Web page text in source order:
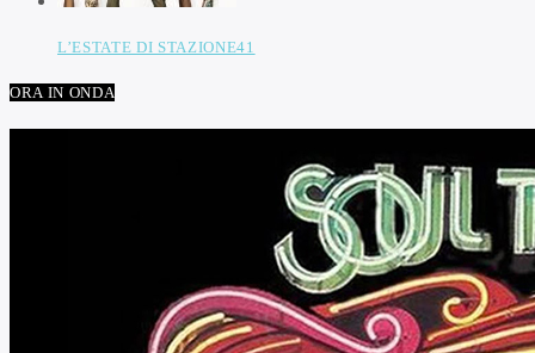
L’ESTATE DI STAZIONE41
ORA IN ONDA